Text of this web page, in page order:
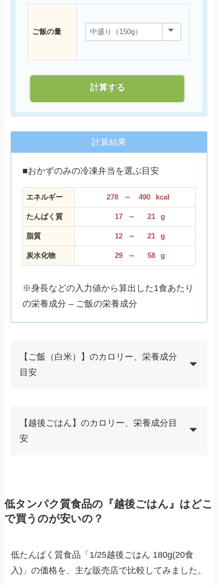
ご飯の量
計算する
計算結果
■おかずのみの冷凍弁当を選ぶ目安
エネルギー 278 ～ 490 kcal
たんぱく質 17 ～ 21 g
脂質 12 ～ 21 g
炭水化物 29 ～ 58 g
※身長などの入力値から算出した1食あたり
の栄養成分 – ご飯の栄養成分
【ご飯（白米）】のカロリー、栄養成分
目安
【越後ごはん】のカロリー、栄養成分目
安
低タンパク質食品の『越後ごはん』はどこ
で買うのが安いの？
低たんぱく質食品「1/25越後ごはん 180g(20食
入)」の価格を、主な販売店で比較してみました。